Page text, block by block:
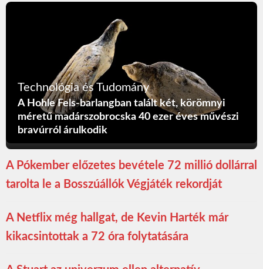
Technológia és Tudomány
A Hohle Fels-barlangban talált két, körömnyi
méretű madárszobrocska 40 ezer éves művészi
bravúrról árulkodik
A Pókember előzetes bevétele 72 millió dollárral
tarolta le a Bosszúállók Végjáték rekordját
A Netflix még hallgat, de Kevin Harték már
kikacsintottak a 72 óra folytatására